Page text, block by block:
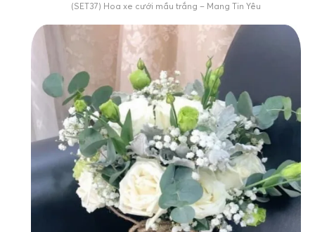
(SET37) Hoa xe cưới mầu trắng – Mang Tin Yêu